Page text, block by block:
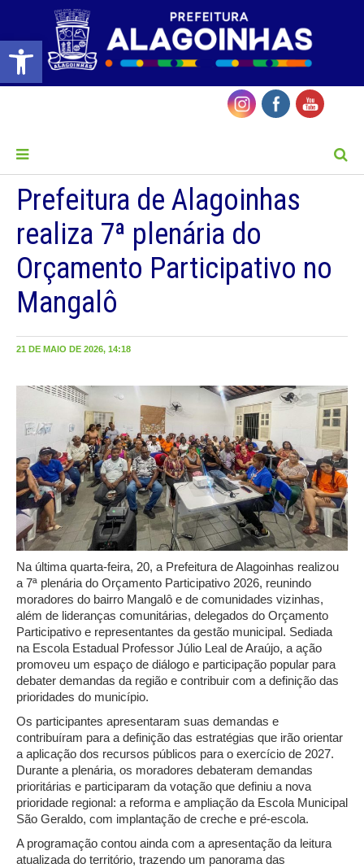
Barra de Ferramentas Aberta
Prefeitura de Alagoinhas
realiza 7ª plenária do
Orçamento Participativo no
Mangalô
21 DE MAIO DE 2026, 14:18
Na última quarta-feira, 20, a Prefeitura de Alagoinhas realizou
a 7ª plenária do Orçamento Participativo 2026, reunindo
moradores do bairro Mangalô e de comunidades vizinhas,
além de lideranças comunitárias, delegados do Orçamento
Participativo e representantes da gestão municipal. Sediada
na Escola Estadual Professor Júlio Leal de Araújo, a ação
promoveu um espaço de diálogo e participação popular para
debater demandas da região e contribuir com a definição das
prioridades do município.
Os participantes apresentaram suas demandas e
contribuíram para a definição das estratégias que irão orientar
a aplicação dos recursos públicos para o exercício de 2027.
Durante a plenária, os moradores debateram demandas
prioritárias e participaram da votação que definiu a nova
prioridade regional: a reforma e ampliação da Escola Municipal
São Geraldo, com implantação de creche e pré-escola.
A programação contou ainda com a apresentação da leitura
atualizada do território, trazendo um panorama das